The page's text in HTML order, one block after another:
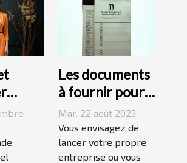
de
Les documents
à fournir pour
obtenir un
Extrait K-BIS
Mar. 22 août 2023
Vous envisagez de
lancer votre propre
entreprise ou vous